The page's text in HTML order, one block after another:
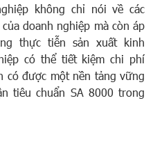
không chỉ nói về các
doanh nghiệp mà còn áp
thực tiễn sản xuất kinh
có thể tiết kiệm chi phí
có được một nền tảng vững
tiêu chuẩn SA 8000 trong